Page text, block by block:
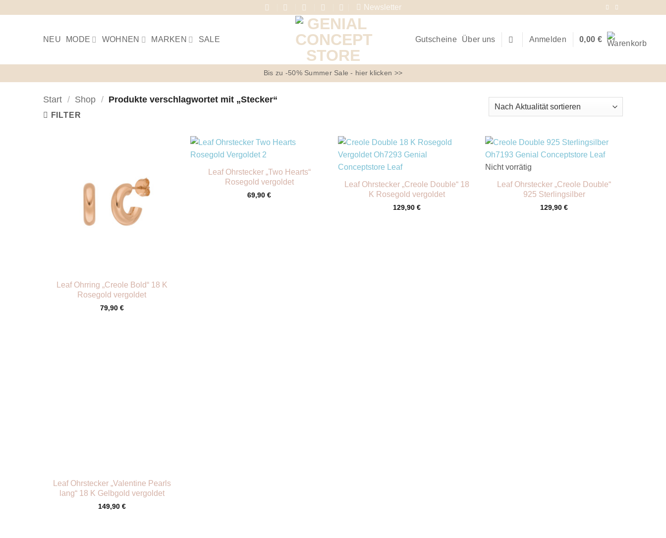
Newsletter
NEU MODE WOHNEN MARKEN SALE Gutscheine Über uns Anmelden 0,00 €
Bis zu -50% Summer Sale - hier klicken >>
Start / Shop / Produkte verschlagwortet mit „Stecker“
FILTER
Leaf Ohrring „Creole Bold“ 18 K
Rosegold vergoldet
79,90 €
Leaf Ohrstecker „Two Hearts“
Rosegold vergoldet
69,90€
Leaf Ohrstecker „Creole Double“ 18
K Rosegold vergoldet
129,90 €
+
Nicht vorrätig
Leaf Ohrstecker „Creole Double“
925 Sterlingsilber
129,90€
Leaf Ohrstecker „Valentine Pearls
lang“ 18 K Gelbgold vergoldet
149,90 €